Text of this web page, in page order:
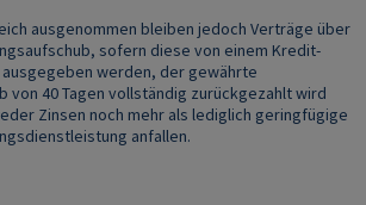
ausgenommen bleiben jedoch Verträge über
sofern diese von einem Kredit-
werden, der gewährte
von 40 Tagen vollständig zurückgezahlt wird
Zinsen noch mehr als lediglich geringfügige
anfallen.